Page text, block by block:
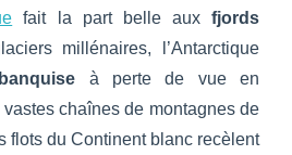
fait la part belle aux fjords
millénaires, l’Antarctique
banquise
à perte de vue en
chaînes de montagnes de
flots du Continent blanc recèlent